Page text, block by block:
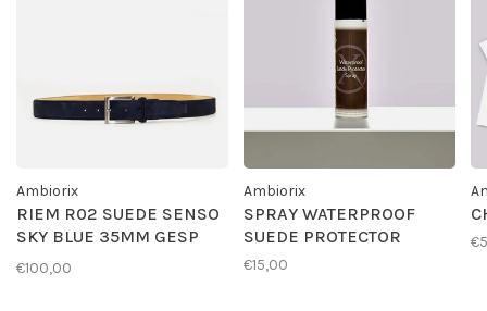
Ambiorix
RIEM R02 SUEDE SENSO
SKY BLUE 35MM GESP
G01
€100,00
Ambiorix
SPRAY WATERPROOF
SUEDE PROTECTOR
€15,00